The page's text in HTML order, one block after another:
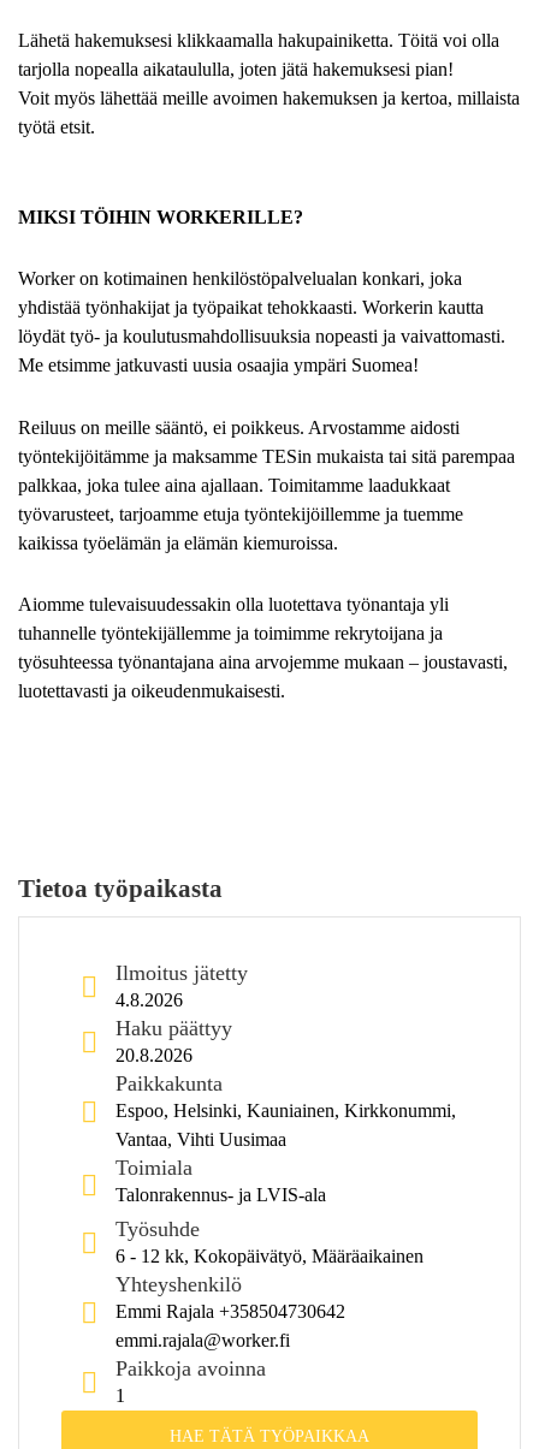
Lähetä hakemuksesi klikkaamalla hakupainiketta. Töitä voi olla
tarjolla nopealla aikataululla, joten jätä hakemuksesi pian!
Voit myös lähettää meille avoimen hakemuksen ja kertoa, millaista
työtä etsit.
MIKSI TÖIHIN WORKERILLE?
Worker on kotimainen henkilöstöpalvelualan konkari, joka
yhdistää työnhakijat ja työpaikat tehokkaasti. Workerin kautta
löydät työ- ja koulutusmahdollisuuksia nopeasti ja vaivattomasti.
Me etsimme jatkuvasti uusia osaajia ympäri Suomea!
Reiluus on meille sääntö, ei poikkeus. Arvostamme aidosti
työntekijöitämme ja maksamme TESin mukaista tai sitä parempaa
palkkaa, joka tulee aina ajallaan. Toimitamme laadukkaat
työvarusteet, tarjoamme etuja työntekijöillemme ja tuemme
kaikissa työelämän ja elämän kiemuroissa.
Aiomme tulevaisuudessakin olla luotettava työnantaja yli
tuhannelle työntekijällemme ja toimimme rekrytoijana ja
työsuhteessa työnantajana aina arvojemme mukaan – joustavasti,
luotettavasti ja oikeudenmukaisesti.
Tietoa työpaikasta
Ilmoitus jätetty
4.8.2026
Haku päättyy
20.8.2026
Paikkakunta
Espoo, Helsinki, Kauniainen, Kirkkonummi,
Vantaa, Vihti Uusimaa
Toimiala
Talonrakennus- ja LVIS-ala
Työsuhde
6 - 12 kk, Kokopäivätyö, Määräaikainen
Yhteyshenkilö
Emmi Rajala +358504730642
emmi.rajala@worker.fi
Paikkoja avoinna
1
HAE TÄTÄ TYÖPAIKKAA